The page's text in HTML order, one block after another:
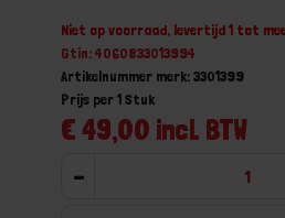
Niet op voorraad, levertijd 1 tot
Gtin: 4060833013994
Artikelnummer merk: 3301399
€ 49,00 incl. BTW
Prijs per 1 Stuk
-